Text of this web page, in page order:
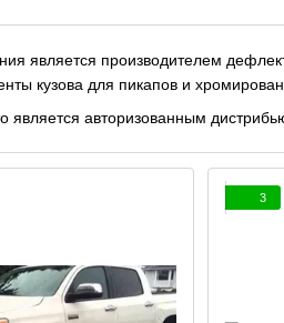
является производителем
кузова для пикапов и
является авторизованным
3